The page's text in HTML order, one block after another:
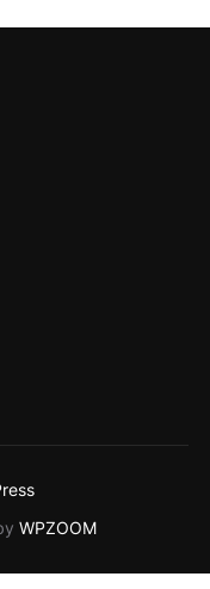
WPZOOM